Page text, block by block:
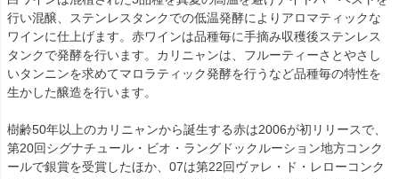
行い混醸、ステンレスタンクでの低温発酵によりアロマティックな
ワインに仕上げます。赤ワインは品種毎に手摘み収穫後ステンレス
タンクで発酵を行います。カリニャンは、フルーティーさとやさし
いタンニンを求めてマロラティック発酵を行うなど品種毎の特性を
生かした醸造を行います。
樹齢50年以上のカリニャンから誕生する赤は2006が初リリースで、
第20回シグナチュール・ビオ・ラングドックルーション地方コンク
ールで銀賞を受賞したほか、07は第22回ヴァレ・ド・レローコンク